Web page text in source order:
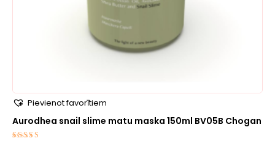
Pievienot favorītiem
Aurodhea snail slime matu maska 150ml BV05B Chogan